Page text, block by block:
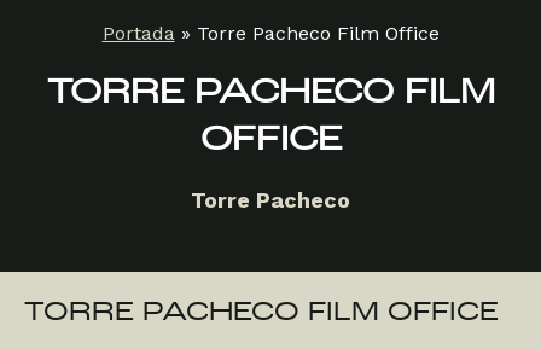
Portada » Torre Pacheco Film Office
TORRE PACHECO FILM
OFFICE
Torre Pacheco
TORRE PACHECO FILM OFFICE